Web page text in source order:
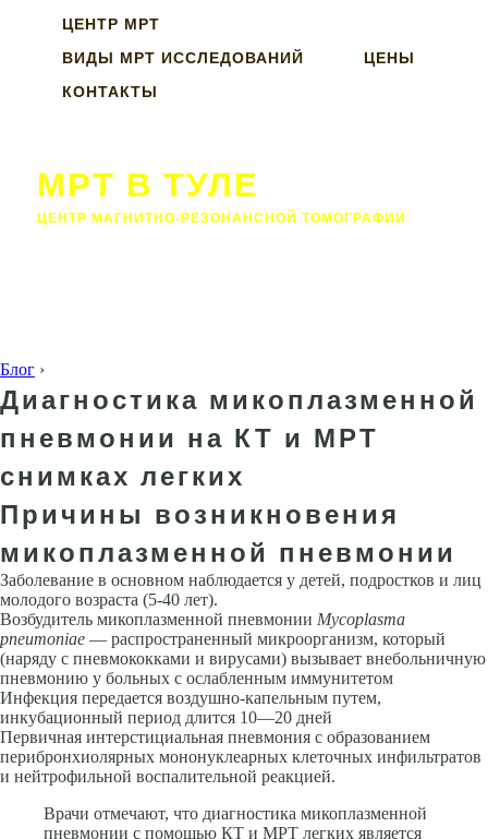
ЦЕНТР МРТ
ВИДЫ МРТ ИССЛЕДОВАНИЙ
ЦЕНЫ
КОНТАКТЫ
МРТ В ТУЛЕ
ЦЕНТР МАГНИТНО-РЕЗОНАНСНОЙ ТОМОГРАФИИ
Блог ›
Диагностика микоплазменной
пневмонии на КТ и МРТ
снимках легких
Причины возникновения
микоплазменной пневмонии
Заболевание в основном наблюдается у детей, подростков и лиц
молодого возраста (5-40 лет).
Возбудитель микоплазменной пневмонии Mycoplasma
pneumoniae — распространенный микроорганизм, который
(наряду с пневмококками и вирусами) вызывает внебольничную
пневмо­нию у больных с ослабленным иммунитетом
Инфекция передается воздушно-капельным путем,
инкубационный пери­од длится 10—20 дней
Первичная интерстициальная пневмония с обра­зованием
перибронхиолярных мононуклеарных клеточных инфильтра­тов
и нейтрофильной воспалительной реакцией.
Врачи отмечают, что диагностика микоплазменной
пневмонии с помощью КТ и МРТ легких является